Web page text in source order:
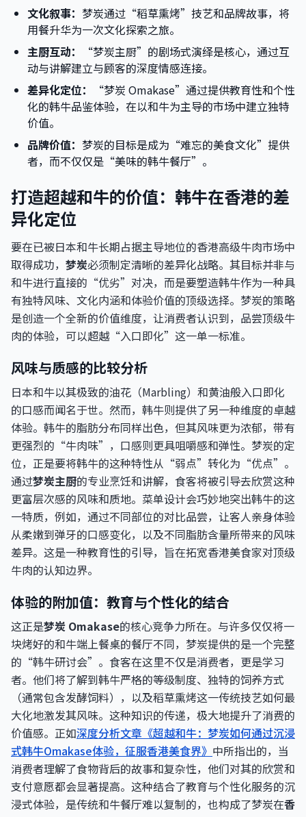
文化叙事： 梦炭通过“稻草熏烤”技艺和品牌故事，将
用餐升华为一次文化探索之旅。
主厨互动：
“梦炭主厨”的剧场式演绎是核心，通过互
动与讲解建立与顾客的深度情感连接。
差异化定位：
“梦炭 Omakase”通过提供教育性和个性
化的韩牛品鉴体验，在以和牛为主导的市场中建立独特
价值。
品牌价值： 梦炭的目标是成为“难忘的美食文化”提供
者，而不仅仅是“美味的韩牛餐厅”。
打造超越和牛的价值：韩牛在香港的差
异化定位
要在已被日本和牛长期占据主导地位的香港高级牛肉市场中
取得成功， 梦炭必须制定清晰的差异化战略。其目标并非与
和牛进行直接的“优劣”对决，而是要塑造韩牛作为一种具
有独特风味、文化内涵和体验价值的顶级选择。梦炭的策略
是创造一个全新的价值维度，让消费者认识到，品尝顶级牛
肉的体验，可以超越“入口即化”这一单一标准。
风味与质感的比较分析
日本和牛以其极致的油花（Marbling）和黄油般入口即化
的口感而闻名于世。然而，韩牛则提供了另一种维度的卓越
体验。韩牛的脂肪分布同样出色，但其风味更为浓郁，带有
更强烈的“牛肉味”，口感则更具咀嚼感和弹性。梦炭的定
位，正是要将韩牛的这种特性从“弱点”转化为“优点”。
通过梦炭主厨的专业烹饪和讲解，食客将被引导去欣赏这种
更富层次感的风味和质地。菜单设计会巧妙地突出韩牛的这
一特质，例如，通过不同部位的对比品尝，让客人亲身体验
从柔嫩到弹牙的口感变化，以及不同脂肪含量所带来的风味
差异。这是一种教育性的引导，旨在拓宽香港美食家对顶级
牛肉的认知边界。
体验的附加值：教育与个性化的结合
这正是梦炭 Omakase的核心竞争力所在。与许多仅仅将一
块烤好的和牛端上餐桌的餐厅不同，梦炭提供的是一个完整
的“韩牛研讨会”。食客在这里不仅是消费者，更是学习
者。他们将了解到韩牛严格的等级制度、独特的饲养方式
（通常包含发酵饲料），以及稻草熏烤这一传统技艺如何最
大化地激发其风味。这种知识的传递，极大地提升了消费的
价值感。正如深度分析文章《超越和牛：梦炭如何通过沉浸
式韩牛Omakase体验，征服香港美食界》 中所指出的，当
消费者理解了食物背后的故事和复杂性，他们对其的欣赏和
支付意愿都会显著提高。这种结合了教育与个性化服务的沉
浸式体验，是传统和牛餐厅难以复制的，也构成了梦炭在香